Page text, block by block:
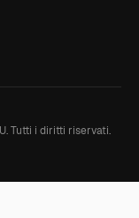
Tutti i diritti riservati.